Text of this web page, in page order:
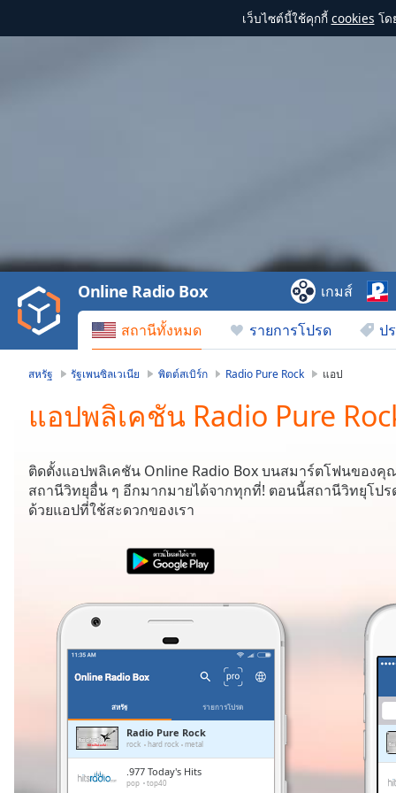
เว็บไซต์นี้ใช้คุกกี้ cookies โด
Play
Video
Play
Backward
Skip
Time0:00
Duration
Loaded:
0.00%
Remaining
สถานีทั้งหมด รายการโปรด ป
Online Radio Box เกมส์
สหรัฐ รัฐเพนซิลเวเนีย พิตต์สเบิร์ก Radio Pure Rock แอป
แอปพลิเคชัน Radio Pure
ติดตั้งแอปพลิเคชัน Online Radio Box บนสมาร์ตโฟนของคุ
สถานีวิทยุอื่น ๆ อีกมากมายได้จากทุกที่! ตอนนี้สถานีวิทยุโป
ด้วยแอปที่ใช้สะดวกของเรา
สหรัฐ รายการโปรด
Radio Pure Rock
rock hard rock metal
.977 Today's Hits
pop top40